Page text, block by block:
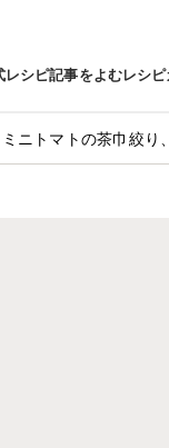
レシピ記事をよむレシ
ミニトマトの茶巾絞り